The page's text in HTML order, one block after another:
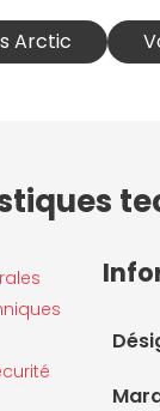
Arctic